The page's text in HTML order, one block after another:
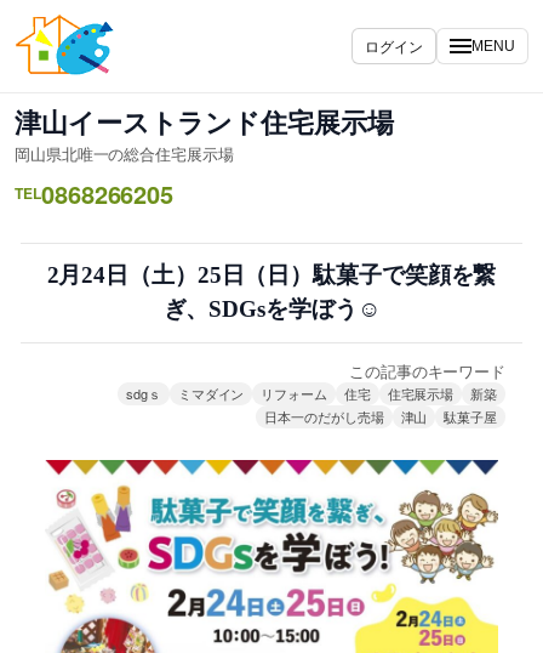
容
ス
キ
ッ
プ
ログイン MENU
津山イーストランド住宅展示場
岡山県北唯一の総合住宅展示場
TEL0868266205
2月24日（土）25日（日）駄菓子で笑顔を繋
ぎ、SDGsを学ぼう☺
この記事のキーワード
sdgｓ ミマダイン リフォーム 住宅 住宅展示場
新築
日本一のだがし売場
津山 駄菓子屋